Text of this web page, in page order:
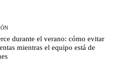
durante el verano: cómo evitar
mientras el equipo está de